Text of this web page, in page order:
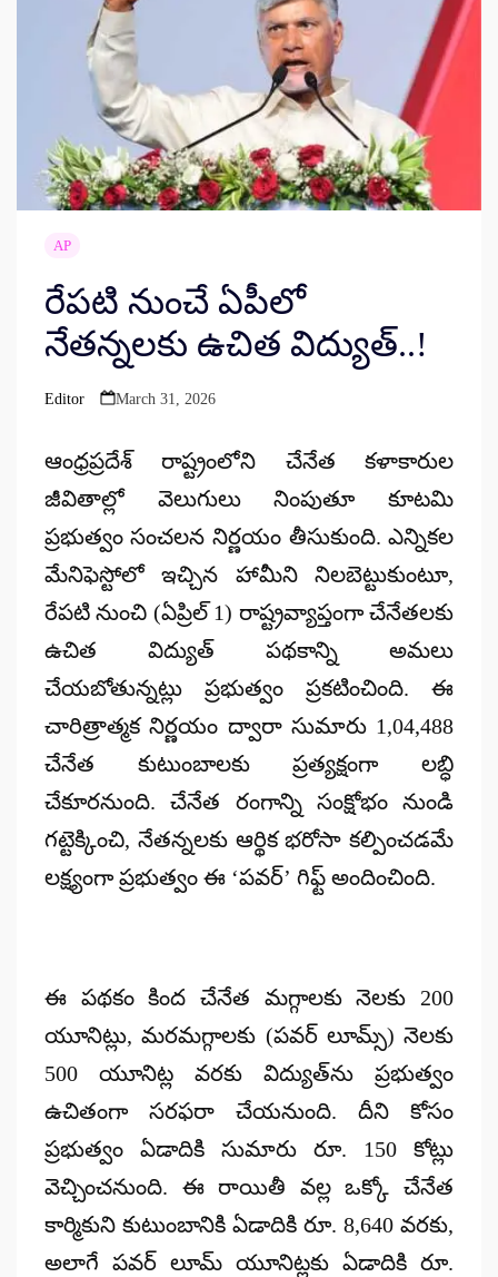
AP
రేపటి నుంచే ఏపీలో
నేతన్నలకు ఉచిత విద్యుత్..!
Posted
Editor March 31, 2026
ఆంధ్రప్రదేశ్ రాష్ట్రంలోని చేనేత కళాకారుల
జీవితాల్లో వెలుగులు నింపుతూ కూటమి
ప్రభుత్వం సంచలన నిర్ణయం తీసుకుంది. ఎన్నికల
మేనిఫెస్టోలో ఇచ్చిన హామీని నిలబెట్టుకుంటూ,
రేపటి నుంచి (ఏప్రిల్ 1) రాష్ట్రవ్యాప్తంగా చేనేతలకు
ఉచిత విద్యుత్ పథకాన్ని అమలు
చేయబోతున్నట్లు ప్రభుత్వం ప్రకటించింది. ఈ
చారిత్రాత్మక నిర్ణయం ద్వారా సుమారు 1,04,488
చేనేత కుటుంబాలకు ప్రత్యక్షంగా లబ్ధి
చేకూరనుంది. చేనేత రంగాన్ని సంక్షోభం నుండి
గట్టెక్కించి, నేతన్నలకు ఆర్థిక భరోసా కల్పించడమే
లక్ష్యంగా ప్రభుత్వం ఈ ‘పవర్’ గిఫ్ట్ అందించింది.
ఈ పథకం కింద చేనేత మగ్గాలకు నెలకు 200
యూనిట్లు, మరమగ్గాలకు (పవర్ లూమ్స్) నెలకు
500 యూనిట్ల వరకు విద్యుత్‌ను ప్రభుత్వం
ఉచితంగా సరఫరా చేయనుంది. దీని కోసం
ప్రభుత్వం ఏడాదికి సుమారు రూ. 150 కోట్లు
వెచ్చించనుంది. ఈ రాయితీ వల్ల ఒక్కో చేనేత
కార్మికుని కుటుంబానికి ఏడాదికి రూ. 8,640 వరకు,
అలాగే పవర్ లూమ్ యూనిట్లకు ఏడాదికి రూ.